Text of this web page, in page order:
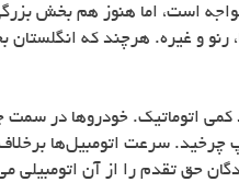
است، اما هنوز هم بخش
رنو و غیره. هرچند که
کمی اتوماتیک. خودروها در
سرعت اتومبیل‌ها
حق تقدم را از آن